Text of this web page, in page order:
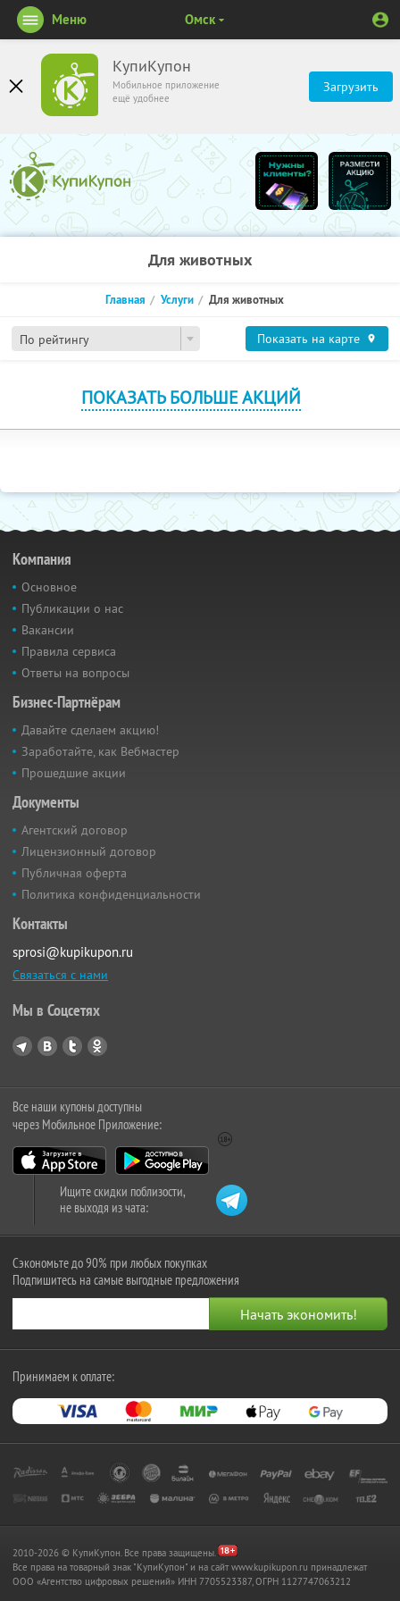
КупиКупон
Мобильное приложение
ещё удобнее
Загрузить
Меню Омск
Для животных
По рейтингу
Главная Услуги Для животных
Показать на карте
ПОКАЗАТЬ БОЛЬШЕ АКЦИЙ
Компания
Основное
Публикации о нас
Вакансии
Правила сервиса
Ответы на вопросы
Бизнес-Партнёрам
Давайте сделаем акцию!
Заработайте, как Вебмастер
Прошедшие акции
Документы
Агентский договор
Лицензионный договор
Публичная оферта
Политика конфиденциальности
Контакты
sprosi@kupikupon.ru
Связаться с нами
Мы в Соцсетях
Все наши купоны доступны
через Мобильное Приложение:
Ищите скидки поблизости,
не выходя из чата:
Сэкономьте до 90% при любых покупках
Подпишитесь на самые выгодные предложения
Принимаем к оплате:
2010-2026 © КупиКупон. Все права защищены.
Все права на товарный знак "КупиКупон" и на сайт www.kupikupon.ru принадлежат
OOO «Агентство цифровых решений» ИНН 7705523387, ОГРН 1127747063212